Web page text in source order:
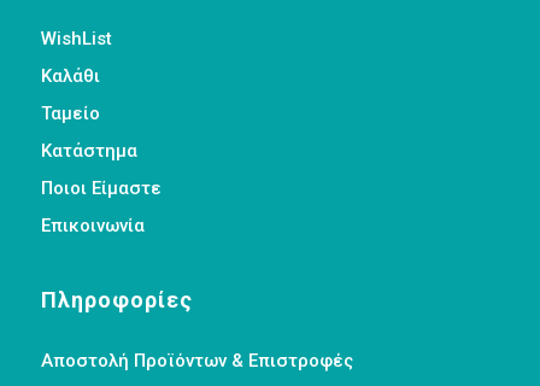
WishList
Καλάθι
Ταμείο
Κατάστημα
Ποιοι Είμαστε
Επικοινωνία
Πληροφορίες
Αποστολή Προϊόντων & Επιστροφές